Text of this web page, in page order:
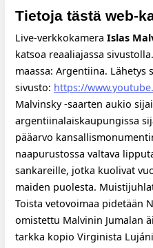
Tietoja tästä web-
Live-verkkokamera Islas
katsoa reaaliajassa
maassa: Argentiina. Lähetys
sivusto: https://
Malvinsky -saarten aukio
argentiinalaiskaupungissa
pääarvo
naapurustossa valtava
sankareille, jotka kuolivat
maiden puolesta.
Toista vetovoimaa pidetään
omistettu Malvinin Jumalan
tarkka kopio Virginista